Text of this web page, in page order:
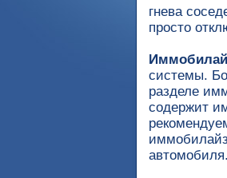
гнева
просто
системы.
разделе
содержит